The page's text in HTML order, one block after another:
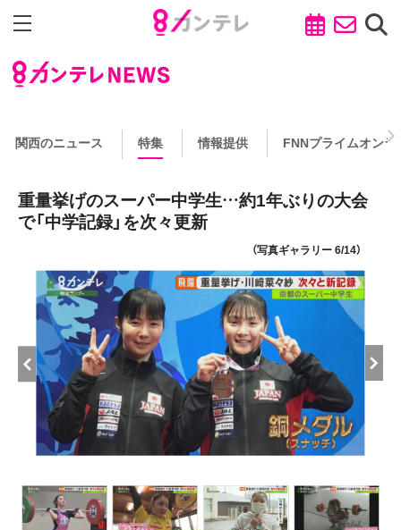
関西のニュース 特集 情報提供 FNNプライムオンラ
重量挙げのスーパー中学生…約1年ぶりの大会
で「中学記録」を次々更新
（写真ギャラリー 6/14）